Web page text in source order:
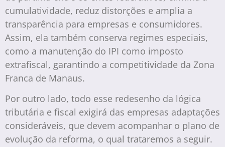
cumulatividade, reduz distorções e amplia a
transparência para empresas e consumidores.
Assim, ela também conserva regimes especiais,
como a manutenção do IPI como imposto
extrafiscal, garantindo a competitividade da Zona
Franca de Manaus.
Por outro lado, todo esse redesenho da lógica
tributária e fiscal exigirá das empresas adaptações
consideráveis, que devem acompanhar o plano de
evolução da reforma, o qual trataremos a seguir.